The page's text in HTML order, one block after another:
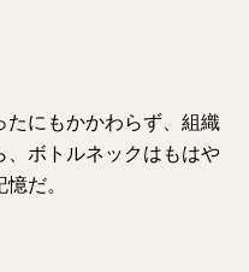
たにもかかわらず、組織
、ボトルネックはもはや
だ。